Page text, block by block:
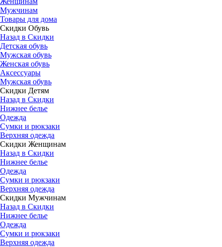
Мужчинам
Товары для дома
Скидки Обувь
Назад в Скидки
Детская обувь
Мужская обувь
Женская обувь
Аксессуары
Мужская обувь
Скидки Детям
Назад в Скидки
Нижнее белье
Одежда
Сумки и рюкзаки
Верхняя одежда
Скидки Женщинам
Назад в Скидки
Нижнее белье
Одежда
Сумки и рюкзаки
Верхняя одежда
Скидки Мужчинам
Назад в Скидки
Нижнее белье
Одежда
Сумки и рюкзаки
Верхняя одежда